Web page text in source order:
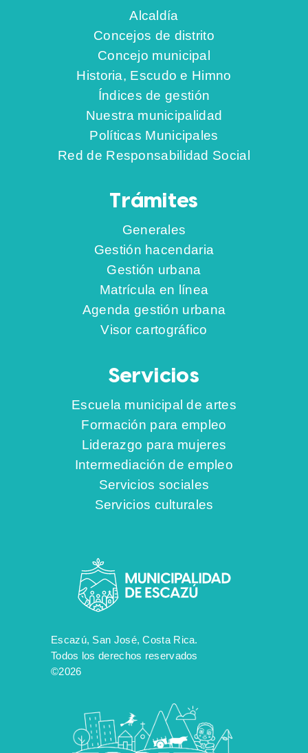
Alcaldía
Concejos de distrito
Concejo municipal
Historia, Escudo e Himno
Índices de gestión
Nuestra municipalidad
Políticas Municipales
Red de Responsabilidad Social
Trámites
Generales
Gestión hacendaria
Gestión urbana
Matrícula en línea
Agenda gestión urbana
Visor cartográfico
Servicios
Escuela municipal de artes
Formación para empleo
Liderazgo para mujeres
Intermediación de empleo
Servicios sociales
Servicios culturales
Escazú, San José, Costa Rica.
Todos los derechos reservados
©2026